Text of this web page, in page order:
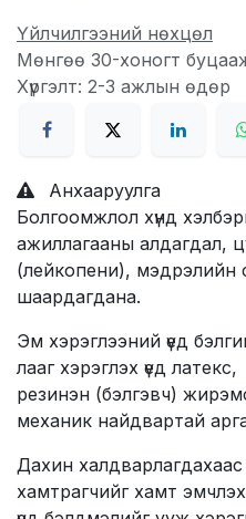
Үйлчилгээний нөхцөл
Мөнгөө 30-хоногт
Хүргэлт: 2-3 ажлын өдөр
Анхааруулга
Болгоомжлол хүнд
ажиллагааны алдагдал,
(лейкопени), мэдрэлийн
шаардагдана.
Эм хэрэглээний үед
лааг хэрэглэх үед латекс,
резинэн (бэлгэвч)
механик найдвартай
Дахин
хамтрагчийг хамт